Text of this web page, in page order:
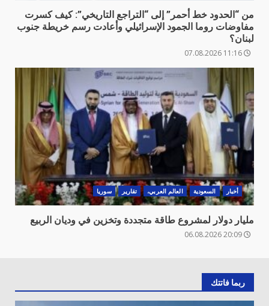
من “الحدود خط أحمر” إلى “التراجع التاريخي”: كيف كسرت
مفاوضات روما الجمود الإسرائيلي وأعادت رسم خريطة جنوب
لبنان؟
أخبار السعودية العالم العربي، تقارير سوريا
مليار دولار لمشروع طاقة متجددة وتخزين في وديان الربيع
ربما فاتتك